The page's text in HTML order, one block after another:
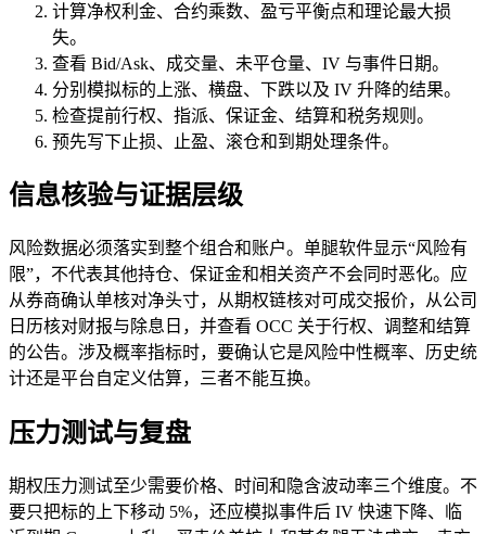
计算净权利金、合约乘数、盈亏平衡点和理论最大损
失。
查看 Bid/Ask、成交量、未平仓量、IV 与事件日期。
分别模拟标的上涨、横盘、下跌以及 IV 升降的结果。
检查提前行权、指派、保证金、结算和税务规则。
预先写下止损、止盈、滚仓和到期处理条件。
信息核验与证据层级
风险数据必须落实到整个组合和账户。单腿软件显示“风险有
限”，不代表其他持仓、保证金和相关资产不会同时恶化。应
从券商确认单核对净头寸，从期权链核对可成交报价，从公司
日历核对财报与除息日，并查看 OCC 关于行权、调整和结算
的公告。涉及概率指标时，要确认它是风险中性概率、历史统
计还是平台自定义估算，三者不能互换。
压力测试与复盘
期权压力测试至少需要价格、时间和隐含波动率三个维度。不
要只把标的上下移动 5%，还应模拟事件后 IV 快速下降、临